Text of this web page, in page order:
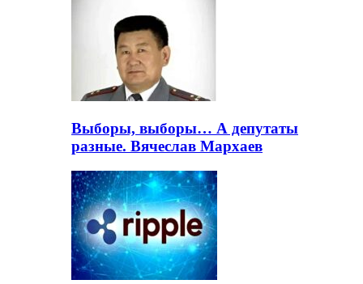
Выборы, выборы… А депутаты
разные. Вячеслав Мархаев